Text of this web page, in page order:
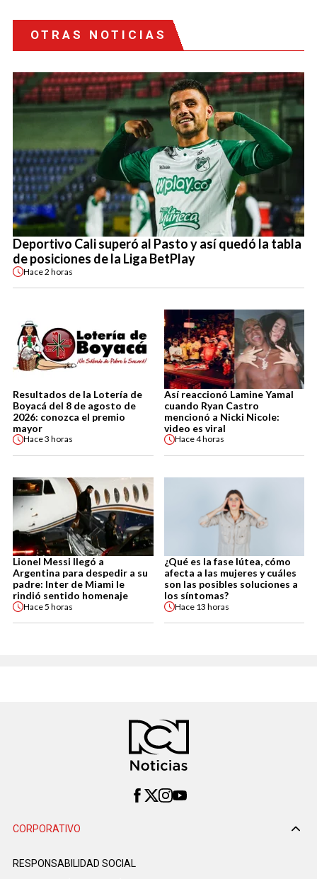
OTRAS NOTICIAS
Deportivo Cali superó al Pasto y así quedó la tabla
de posiciones de la Liga BetPlay
Hace2 horas
Resultados de la Lotería de
Boyacá del 8 de agosto de
2026: conozca el premio
mayor
Hace3 horas
Así reaccionó Lamine Yamal
cuando Ryan Castro
mencionó a Nicki Nicole:
video es viral
Hace4 horas
Lionel Messi llegó a
Argentina para despedir a su
padre: Inter de Miami le
rindió sentido homenaje
Hace5 horas
¿Qué es la fase lútea, cómo
afecta a las mujeres y cuáles
son las posibles soluciones a
los síntomas?
Hace 13 horas
CORPORATIVO
RESPONSABILIDAD SOCIAL